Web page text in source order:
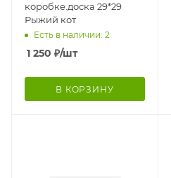
коробке.доска 29*29
Рыжий кот
Есть в наличии: 2
1 250 ₽/шт
В КОРЗИНУ